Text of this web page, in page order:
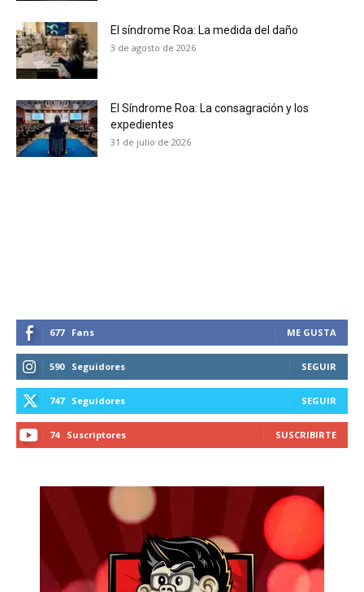
No te pierdas de las
receive all the news of vaping and
tobacco harm reduction in your email.
SUBSCRIBIRSE
El síndrome Roa: La medida del daño
3 de agosto de 2026
El Síndrome Roa: La consagración y los
expedientes
31 de julio de 2026
677 Fans ME GUSTA
590 Seguidores SEGUIR
747 Seguidores SEGUIR
74 Suscriptores SUSCRIBIRTE